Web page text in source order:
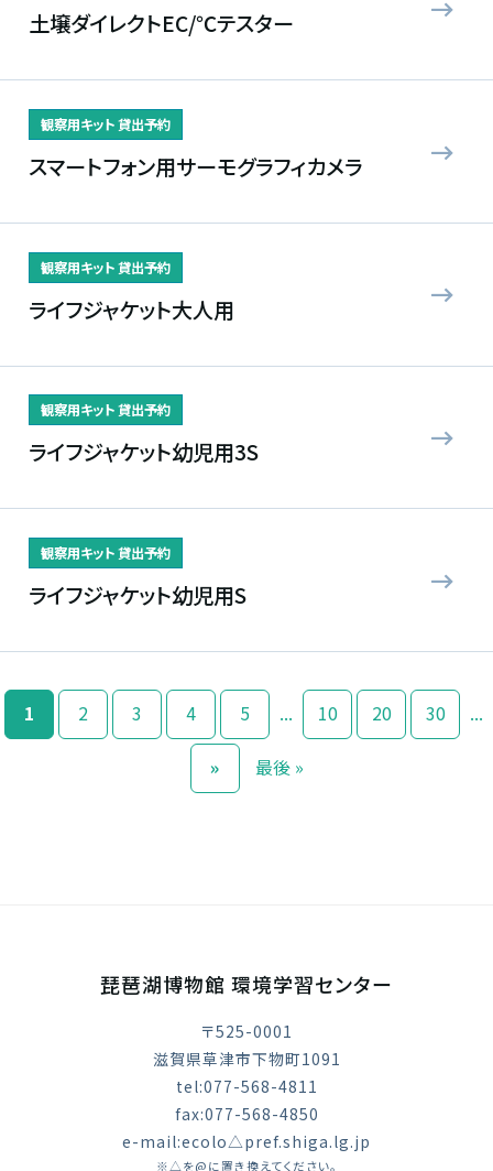
土壌ダイレクトEC/℃テスター
観察用キット 貸出予約
スマートフォン用サーモグラフィカメラ
観察用キット 貸出予約
ライフジャケット大人用
観察用キット 貸出予約
ライフジャケット幼児用3S
観察用キット 貸出予約
ライフジャケット幼児用S
1 2 3 4 5 ... 10 20 30 ...
» 最後 »
琵琶湖博物館 環境学習センター
〒525-0001
滋賀県草津市下物町1091
tel:077-568-4811
fax:077-568-4850
e-mail:ecolo△pref.shiga.lg.jp
※△を@に置き換えてください。